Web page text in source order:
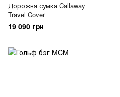
Дорожня сумка Callaway
Travel Cover
19 090 грн